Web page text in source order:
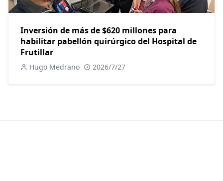
Inversión de más de $620 millones para
habilitar pabellón quirúrgico del Hospital de
Frutillar
Hugo Medrano 2026/7/27